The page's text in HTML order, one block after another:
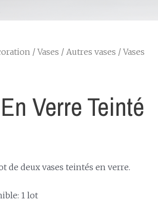
/Vases / Autres vases / Vases
Verre Teinté
de deux vases teintés en verre.
1 lot